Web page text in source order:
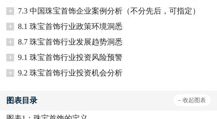
+
7.3 中国珠宝首饰企业案例分析（不分先后，可指定）
+
8.1 珠宝首饰行业政策环境洞悉
+
8.7 珠宝首饰行业发展趋势洞悉
+
9.1 珠宝首饰行业投资风险预警
+
9.2 珠宝首饰行业投资机会分析
图表目录 - 收起图表